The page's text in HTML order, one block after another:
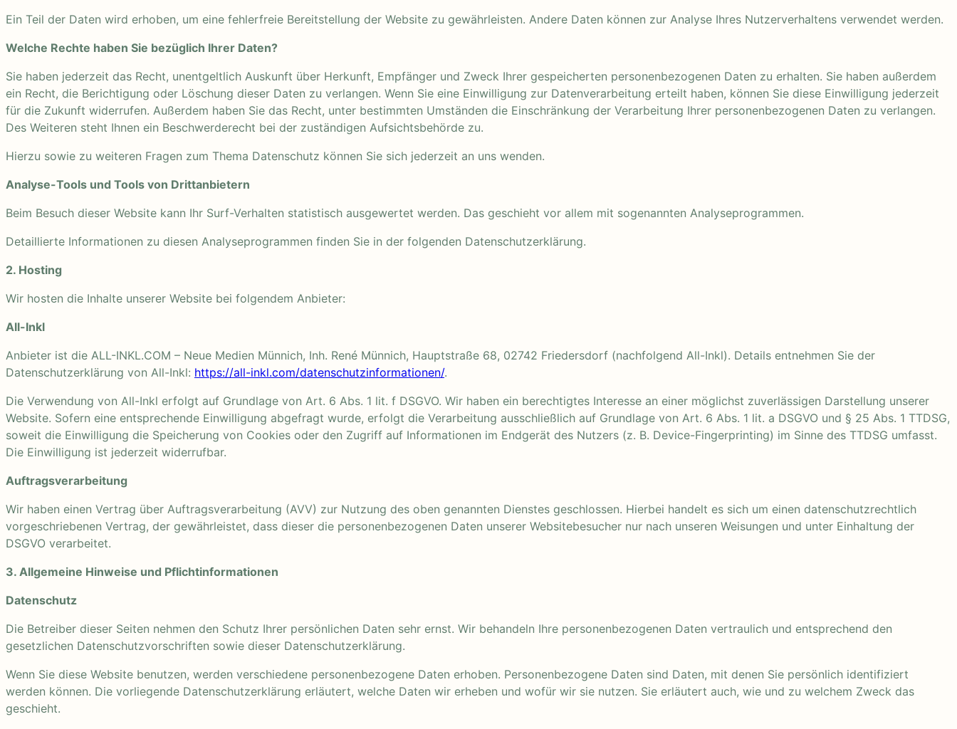
Ein Teil der Daten wird erhoben, um eine fehlerfreie Bereitstellung der Website zu gewährleisten. Andere Daten können zur Analyse Ihres Nutzerverhaltens verwendet werden.
Welche Rechte haben Sie bezüglich Ihrer Daten?
Sie haben jederzeit das Recht, unentgeltlich Auskunft über Herkunft, Empfänger und Zweck Ihrer gespeicherten personenbezogenen Daten zu erhalten. Sie haben außerdem
ein Recht, die Berichtigung oder Löschung dieser Daten zu verlangen. Wenn Sie eine Einwilligung zur Datenverarbeitung erteilt haben, können Sie diese Einwilligung jederzeit
für die Zukunft widerrufen. Außerdem haben Sie das Recht, unter bestimmten Umständen die Einschränkung der Verarbeitung Ihrer personenbezogenen Daten zu verlangen.
Des Weiteren steht Ihnen ein Beschwerderecht bei der zuständigen Aufsichtsbehörde zu.
Hierzu sowie zu weiteren Fragen zum Thema Datenschutz können Sie sich jederzeit an uns wenden.
Analyse-Tools und Tools von Dritt­anbietern
Beim Besuch dieser Website kann Ihr Surf-Verhalten statistisch ausgewertet werden. Das geschieht vor allem mit sogenannten Analyseprogrammen.
Detaillierte Informationen zu diesen Analyseprogrammen finden Sie in der folgenden Datenschutzerklärung.
2. Hosting
Wir hosten die Inhalte unserer Website bei folgendem Anbieter:
All-Inkl
Anbieter ist die ALL-INKL.COM – Neue Medien Münnich, Inh. René Münnich, Hauptstraße 68, 02742 Friedersdorf (nachfolgend All-Inkl). Details entnehmen Sie der
Datenschutzerklärung von All-Inkl: https://all-inkl.com/datenschutzinformationen/.
Die Verwendung von All-Inkl erfolgt auf Grundlage von Art. 6 Abs. 1 lit. f DSGVO. Wir haben ein berechtigtes Interesse an einer möglichst zuverlässigen Darstellung unserer
Website. Sofern eine entsprechende Einwilligung abgefragt wurde, erfolgt die Verarbeitung ausschließlich auf Grundlage von Art. 6 Abs. 1 lit. a DSGVO und § 25 Abs. 1 TTDSG,
soweit die Einwilligung die Speicherung von Cookies oder den Zugriff auf Informationen im Endgerät des Nutzers (z. B. Device-Fingerprinting) im Sinne des TTDSG umfasst.
Die Einwilligung ist jederzeit widerrufbar.
Auftragsverarbeitung
Wir haben einen Vertrag über Auftragsverarbeitung (AVV) zur Nutzung des oben genannten Dienstes geschlossen. Hierbei handelt es sich um einen datenschutzrechtlich
vorgeschriebenen Vertrag, der gewährleistet, dass dieser die personenbezogenen Daten unserer Websitebesucher nur nach unseren Weisungen und unter Einhaltung der
DSGVO verarbeitet.
3. Allgemeine Hinweise und Pflicht­informationen
Datenschutz
Die Betreiber dieser Seiten nehmen den Schutz Ihrer persönlichen Daten sehr ernst. Wir behandeln Ihre personenbezogenen Daten vertraulich und entsprechend den
gesetzlichen Datenschutzvorschriften sowie dieser Datenschutzerklärung.
Wenn Sie diese Website benutzen, werden verschiedene personenbezogene Daten erhoben. Personenbezogene Daten sind Daten, mit denen Sie persönlich identifiziert
werden können. Die vorliegende Datenschutzerklärung erläutert, welche Daten wir erheben und wofür wir sie nutzen. Sie erläutert auch, wie und zu welchem Zweck das
geschieht.